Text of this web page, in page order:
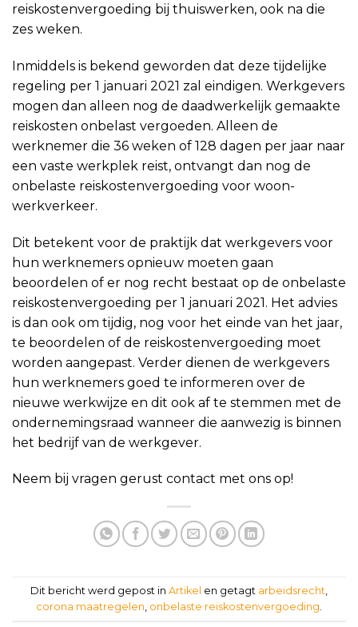
reiskostenvergoeding bij thuiswerken, ook na die
zes weken.
Inmiddels is bekend geworden dat deze tijdelijke
regeling per 1 januari 2021 zal eindigen. Werkgevers
mogen dan alleen nog de daadwerkelijk gemaakte
reiskosten onbelast vergoeden. Alleen de
werknemer die 36 weken of 128 dagen per jaar naar
een vaste werkplek reist, ontvangt dan nog de
onbelaste reiskostenvergoeding voor woon-
werkverkeer.
Dit betekent voor de praktijk dat werkgevers voor
hun werknemers opnieuw moeten gaan
beoordelen of er nog recht bestaat op de onbelaste
reiskostenvergoeding per 1 januari 2021. Het advies
is dan ook om tijdig, nog voor het einde van het jaar,
te beoordelen of de reiskostenvergoeding moet
worden aangepast. Verder dienen de werkgevers
hun werknemers goed te informeren over de
nieuwe werkwijze en dit ook af te stemmen met de
ondernemingsraad wanneer die aanwezig is binnen
het bedrijf van de werkgever.
Neem bij vragen gerust contact met ons op!
Dit bericht werd gepost in Artikel en getagt arbeidsrecht
corona maatregelen onbelaste reiskostenvergoeding